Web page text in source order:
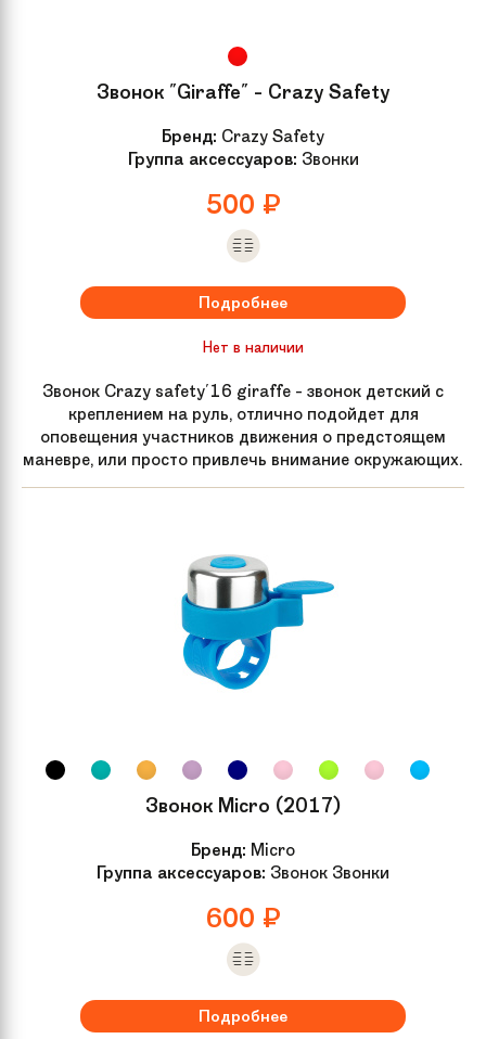
Звонок "Giraffe" - Crazy Safety
Бренд: Crazy Safety
Группа аксессуаров: Звонки
500 ₽
Подробнее
Нет в наличии
Звонок Crazy safety'16 giraffe - звонок детский с
креплением на руль, отлично подойдет для
оповещения участников движения о предстоящем
маневре, или просто привлечь внимание окружающих.
Звонок Micro (2017)
Бренд: Micro
Группа аксессуаров: Звонок Звонки
600 ₽
Подробнее